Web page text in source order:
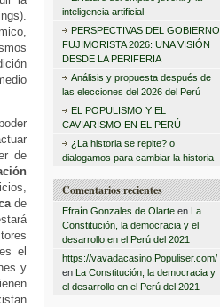
de
de
el
y
r
inteligencia artificial
PERSPECTIVAS DEL GOBIERNO
FUJIMORISTA 2026: UNA VISIÓN
DESDE LA PERIFERIA
Análisis y propuesta después de
las elecciones del 2026 del Perú
EL POPULISMO Y EL
CAVIARISMO EN EL PERÚ
¿La historia se repite? o
dialogamos para cambiar la historia
Comentarios recientes
Efraín Gonzales de Olarte en La
Constitución, la democracia y el
desarrollo en el Perú del 2021
https://vavadacasino.Populiser.com/
en La Constitución, la democracia y
el desarrollo en el Perú del 2021